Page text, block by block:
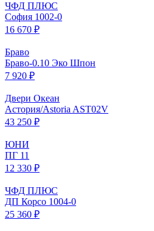
ЧФД ПЛЮС
София 1002-0
16 670 ₽
Браво
Браво-0.10 Эко Шпон
7 920 ₽
Двери Океан
Астория/Astoria AST02V
43 250 ₽
ЮНИ
ПГ 11
12 330 ₽
ЧФД ПЛЮС
ДП Корсо 1004-0
25 360 ₽